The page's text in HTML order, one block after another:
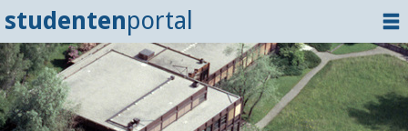
studentenportal
Home
Dokumente